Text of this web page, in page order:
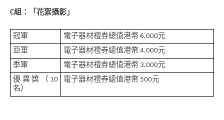
C組：「花絮攝影」
冠軍
電子器材禮券總值港幣 6,000元
亞軍
電子器材禮券總值港幣 4,000元
季軍
電子器材禮券總值港幣 3,000元
優異獎（10
名）
電子器材禮券總值港幣 500元